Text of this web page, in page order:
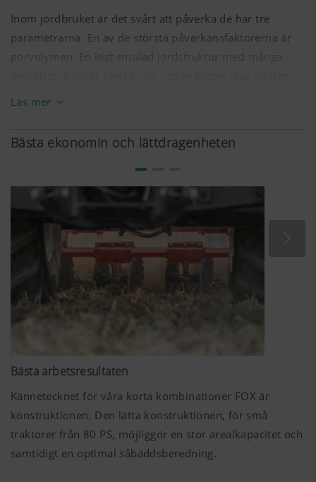
Inom jordbruket är det svårt att påverka de här tre
parametrarna. En av de största påverkansfaktorerna är
Läs mer
Bästa ekonomin och lättdragenheten
Bästa arbetsresultaten
Kännetecknet för våra korta kombinationer FOX är
konstruktionen. Den lätta konstruktionen, för små
traktorer från 80 PS, möjliggör en stor arealkapacitet och
samtidigt en optimal såbäddsberedning.